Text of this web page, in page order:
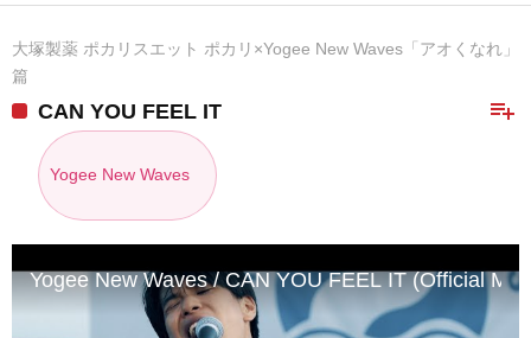
大塚製薬 ポカリスエット ポカリ×Yogee New Waves「アオくなれ」
篇
playlist_add
CAN YOU FEEL IT
Yogee New Waves
Yogee New Waves / CAN YOU FEEL IT (Official MV)